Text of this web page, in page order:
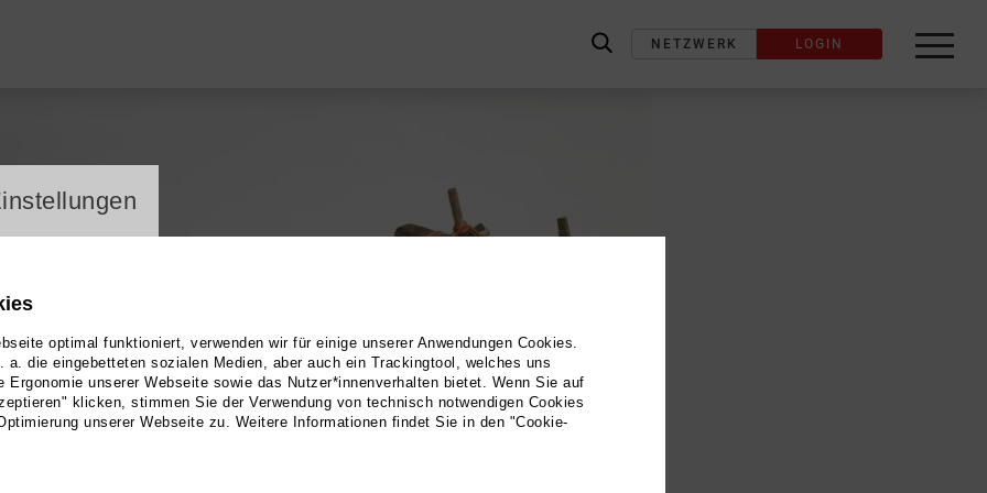
label_search
NETZWERK LOGIN
optimal funktioniert, verwenden wir für einige unserer Anwendungen Cookies.
a. die eingebetteten sozialen Medien, aber auch ein Trackingtool, welches uns
Ergonomie unserer Webseite sowie das Nutzer*innenverhalten bietet. Wenn Sie auf
klicken, stimmen Sie der Verwendung von technisch notwendigen Cookies
unserer Webseite zu. Weitere Informationen findet Sie in den "Cookie-